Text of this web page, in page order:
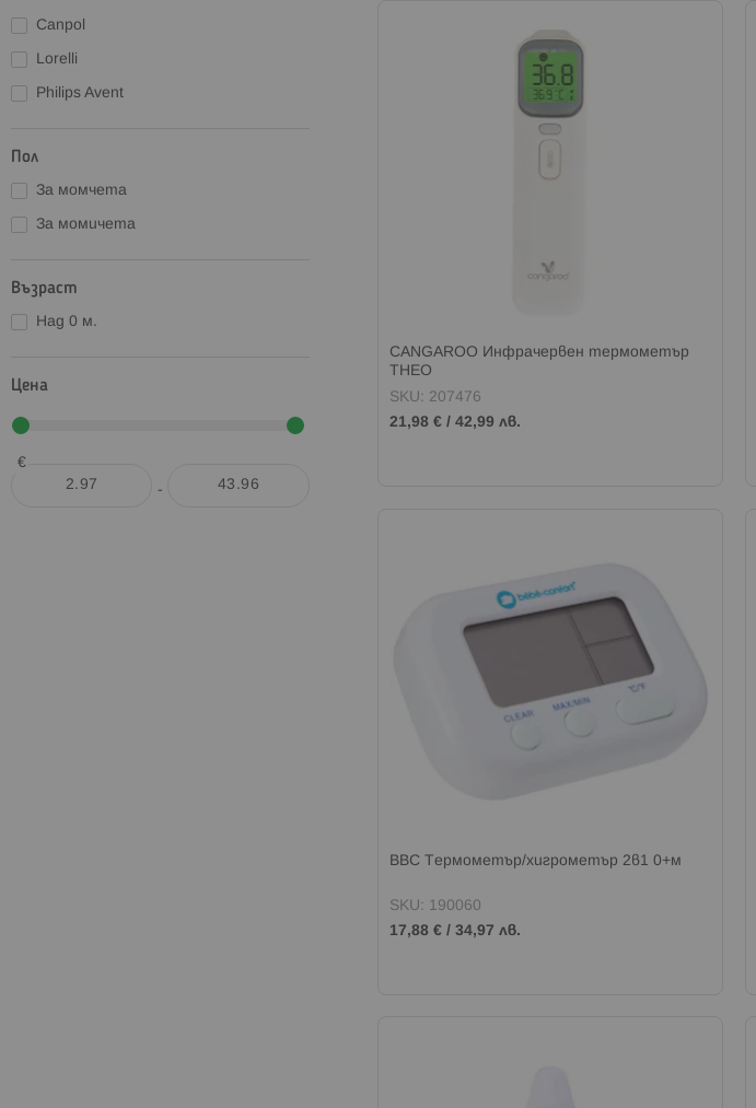
CANGAROO Инфрачервен термометър
THEO
SKU: 207476
21,98 € / 42,99 лв.
BBC Термометър/хигрометър 2в1 0+м
SKU: 190060
17,88 € / 34,97 лв.
Canpol
Lorelli
Philips Avent
Пол
За момчета
За момичета
Възраст
Над 0 м.
Цена
€
-